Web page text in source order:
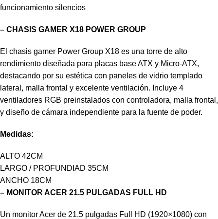
funcionamiento silencios
– CHASIS GAMER X18 POWER GROUP
El chasis gamer Power Group X18 es una torre de alto
rendimiento diseñada para placas base ATX y Micro-ATX,
destacando por su estética con paneles de vidrio templado
lateral, malla frontal y excelente ventilación. Incluye 4
ventiladores RGB preinstalados con controladora, malla frontal,
y diseño de cámara independiente para la fuente de poder.
Medidas:
ALTO 42CM
LARGO / PROFUNDIAD 35CM
ANCHO 18CM
– MONITOR ACER 21.5 PULGADAS FULL HD
Un monitor Acer de 21.5 pulgadas Full HD (1920×1080) con